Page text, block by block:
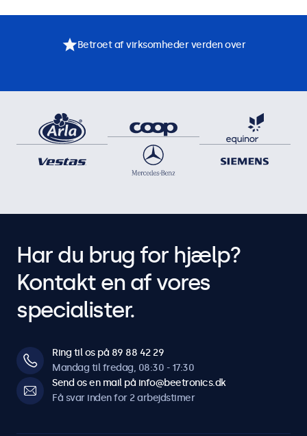
Betroet af virksomheder verden over
Har du brug for hjælp?
Kontakt en af vores
specialister.
Ring til os på 89 88 42 29
Mandag til fredag, 08:30 - 17:30
Send os en mail på info@beetronics.dk
Få svar inden for 2 arbejdstimer